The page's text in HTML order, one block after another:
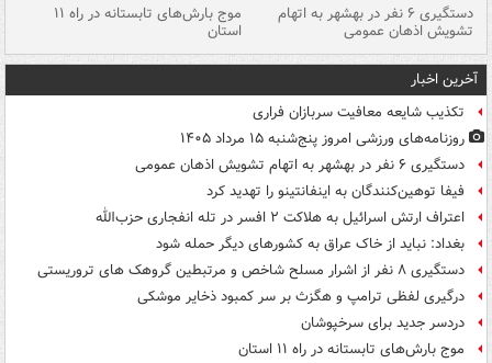
دستگیری ۶ نفر در بهشهر به اتهام
تشویش اذهان عمومی
موج بارش‌های تابستانه در راه ۱۱
استان
آخرین اخبار
تکذیب شایعه معافیت سربازان فراری
روزنامه‌های ورزشی امروز پنج‌شنبه ۱۵ مرداد ۱۴۰۵
دستگیری ۶ نفر در بهشهر به اتهام تشویش اذهان عمومی
فیفا توهین‌کنندگان به اینفانتینو را تهدید کرد
اعتراف ارتش اسرائیل به هلاکت ۲ افسر در تله انفجاری حزب‌الله
بغداد: نباید از خاک عراق به کشورهای دیگر حمله شود
دستگیری ۸ نفر از اشرار مسلح شاخص و مرتبطین گروهک های تروریستی
درگیری لفظی ترامپ و هگزث بر سر کمبود ذخایر موشکی
دردسر جدید برای سرخپوشان
موج بارش‌های تابستانه در راه ۱۱ استان